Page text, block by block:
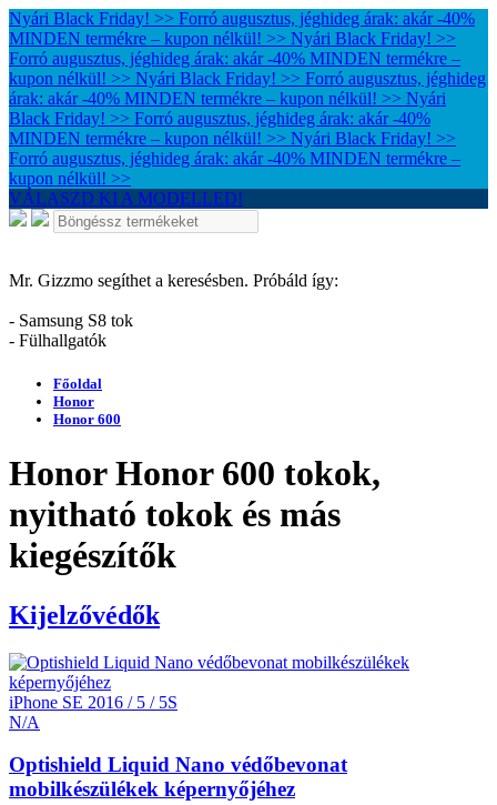
Nyári Black Friday! >> Forró augusztus, jéghideg árak: akár -40%
MINDEN termékre – kupon nélkül! >> Nyári Black Friday! >>
Forró augusztus, jéghideg árak: akár -40% MINDEN termékre –
kupon nélkül! >> Nyári Black Friday! >> Forró augusztus, jéghideg
árak: akár -40% MINDEN termékre – kupon nélkül! >> Nyári
Black Friday! >> Forró augusztus, jéghideg árak: akár -40%
MINDEN termékre – kupon nélkül! >> Nyári Black Friday! >>
Forró augusztus, jéghideg árak: akár -40% MINDEN termékre –
kupon nélkül! >>
VÁLASZD KI A MODELLED!
Mr. Gizzmo segíthet a keresésben. Próbáld így:
- Samsung S8 tok
- Fülhallgatók
Főoldal
Honor
Honor 600
Honor Honor 600 tokok,
nyitható tokok és más
kiegészítők
Kijelzővédők
iPhone SE 2016 / 5 / 5S
N/A
Optishield Liquid Nano védőbevonat
mobilkészülékek képernyőjéhez